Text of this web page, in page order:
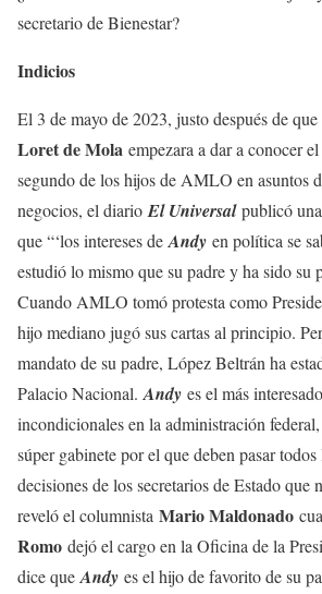
secretario de Bienestar?
Indicios
El 3 de mayo de 2023, justo después de que
Loret de Mola empezara a dar a conocer
segundo de los hijos de AMLO en asuntos
negocios, el diario El Universalpublicó una
que “‘los intereses de Andy en política se
estudió lo mismo que su padre y ha sido su
Cuando AMLO tomó protesta como
hijo mediano jugó sus cartas al principio.
mandato de su padre, López Beltrán ha
Palacio Nacional. Andy es el más
incondicionales en la administración
súper gabinete por el que deben pasar
decisiones de los secretarios de Estado que
reveló el columnista Mario Maldonado
Romo dejó el cargo en la Oficina de la
dice que Andy es el hijo de favorito de su